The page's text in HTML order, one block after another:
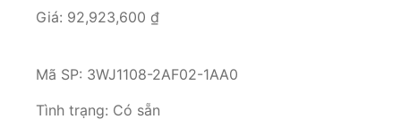
Giá: 92,923,600 ₫
Mã SP: 3WJ1108-2AF02-1AA0
Tình trạng: Có sẵn